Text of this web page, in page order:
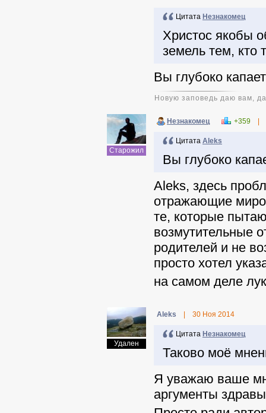
Цитата Незнакомец
Христос якобы
земель тем, кто
Вы глубоко
Новую заповедь даю вам,
Старожил
Незнакомец +359
Цитата Aleks
Вы глубоко
Aleks, здесь
отражающие
те, которые
возмутительные
родителей и не
просто хотел
на самом деле
Удален
Aleks 30 Ноя 2014
Цитата Незнакомец
Таково моё
Я уважаю ваше
аргументы